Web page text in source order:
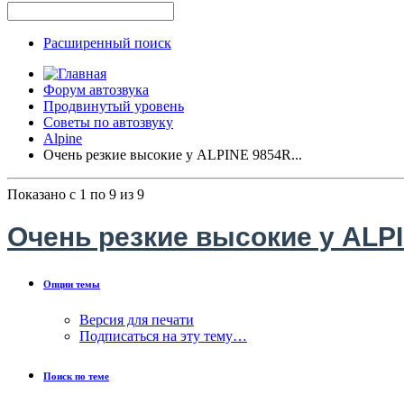
Расширенный поиск
Форум автозвука
Продвинутый уровень
Советы по автозвуку
Alpine
Очень резкие высокие у ALPINE 9854R...
Показано с 1 по 9 из 9
Очень резкие высокие у
Опции темы
Версия для печати
Подписаться на эту тему…
Поиск по теме